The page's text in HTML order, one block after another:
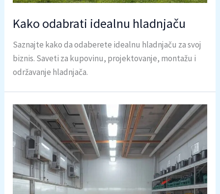
Kako odabrati idealnu hladnjaču
Saznajte kako da odaberete idealnu hladnjaču za svoj
biznis. Saveti za kupovinu, projektovanje, montažu i
održavanje hladnjača.